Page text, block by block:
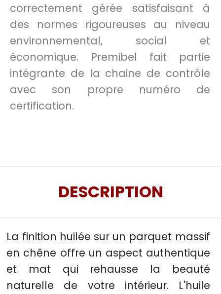
correctement gérée satisfaisant à
des normes rigoureuses au niveau
environnemental, social et
économique. Premibel fait partie
intégrante de la chaine de contrôle
avec son propre numéro de
certification.
DESCRIPTION
La finition huilée sur un parquet massif
en chêne offre un aspect authentique
et mat qui rehausse la beauté
naturelle de votre intérieur. L'huile